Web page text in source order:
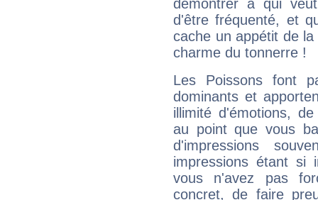
démontrer à qui
d'être fréquenté, et
cache un appétit de
charme du tonnerre !
Les Poissons font
dominants et
illimité d'émotions,
au point que vous
d'impressions
impressions étant si
vous n'avez pas
concret, de faire